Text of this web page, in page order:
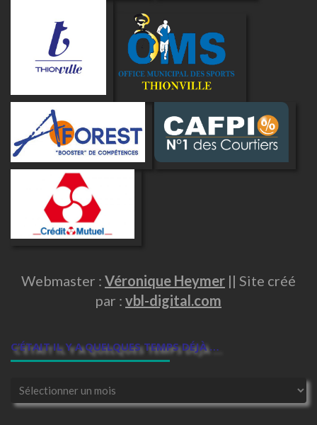
Webmaster : Véronique Heymer || Site créé
par : vbl-digital.com
C’ÉTAIT IL Y A QUELQUES TEMPS DÉJÀ …